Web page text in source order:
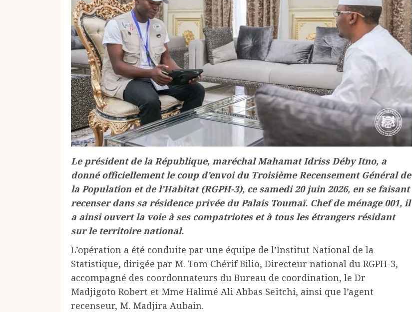
Le président de la République, maréchal Mahamat Idriss Déby Itno, a
donné officiellement le coup d’envoi du Troisième Recensement Général de
la Population et de l’Habitat (RGPH-3), ce samedi 20 juin 2026, en se faisant
recenser dans sa résidence privée du Palais Toumaï. Chef de ménage 001, il
a ainsi ouvert la voie à ses compatriotes et à tous les étrangers résidant
sur le territoire national.
L’opération a été conduite par une équipe de l’Institut National de la
Statistique, dirigée par M. Tom Chérif Bilio, Directeur national du RGPH-3,
accompagné des coordonnateurs du Bureau de coordination, le Dr
Madjigoto Robert et Mme Halimé Ali Abbas Seïtchi, ainsi que l’agent
recenseur, M. Madjira Aubain.